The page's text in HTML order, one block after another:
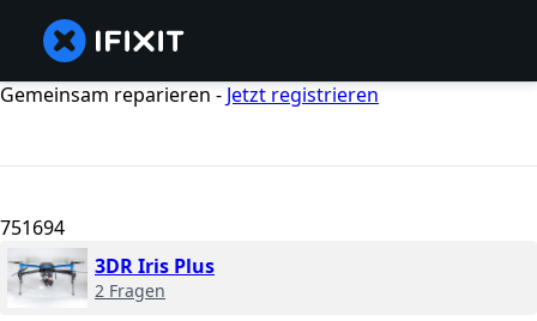
Gemeinsam reparieren - Jetzt registrieren
751694
3DR Iris Plus
2 Fragen